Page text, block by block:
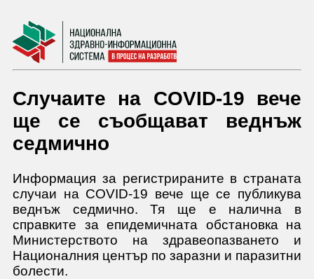
Случаите на COVID-19 вече
ще се съобщават веднъж
седмично
Информация за регистрираните в страната
случаи на COVID-19 вече ще се публикува
веднъж седмично. Тя ще е налична в
справките за епидемичната обстановка на
Министерството на здравеопазването и
Националния център по заразни и паразитни
болести.